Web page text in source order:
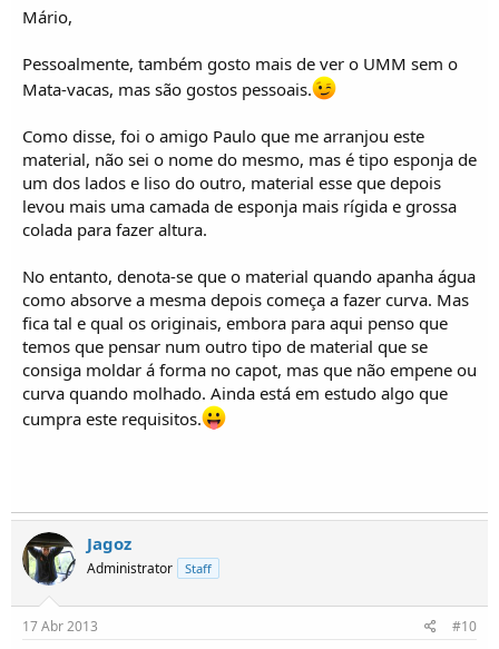
Mário,
Pessoalmente, também gosto mais de ver o UMM sem o
Mata-vacas, mas são gostos pessoais.
Como disse, foi o amigo Paulo que me arranjou este
material, não sei o nome do mesmo, mas é tipo esponja de
um dos lados e liso do outro, material esse que depois
levou mais uma camada de esponja mais rígida e grossa
colada para fazer altura.
No entanto, denota-se que o material quando apanha água
como absorve a mesma depois começa a fazer curva. Mas
fica tal e qual os originais, embora para aqui penso que
temos que pensar num outro tipo de material que se
consiga moldar á forma no capot, mas que não empene ou
curva quando molhado. Ainda está em estudo algo que
cumpra este requisitos.
Jagoz
Administrator Staff
17 Abr 2013 #10